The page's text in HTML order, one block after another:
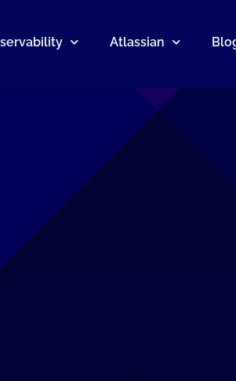
Atlassian